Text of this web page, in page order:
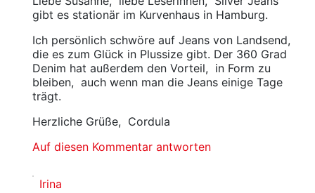
gibt es stationär im Kurvenhaus in Hamburg.
Ich persönlich schwöre auf Jeans von Landsend,
die es zum Glück in Plussize gibt. Der 360 Grad
Denim hat außerdem den Vorteil, in Form zu
bleiben, auch wenn man die Jeans einige Tage
trägt.
Herzliche Grüße, Cordula
Auf diesen Kommentar antworten
Irina